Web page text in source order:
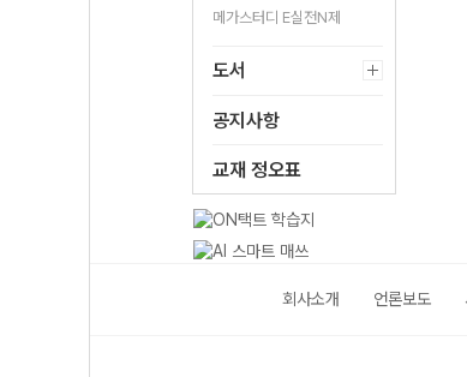
메가스터디 E실전N제
도서
공지사항
교재 정오표
회사소개 언론보도